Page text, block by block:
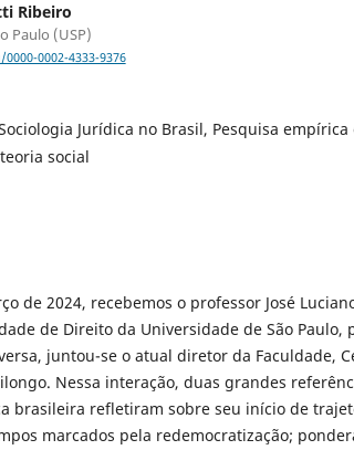
Ribeiro
Paulo (USP)
0002-4333-9376
Jurídica no Brasil, Pesquisa empírica
social
de 2024, recebemos o professor José
de Direito da Universidade de São Paulo,
juntou-se o atual diretor da Faculdade,
Nessa interação, duas grandes
brasileira refletiram sobre seu início de
marcados pela redemocratização;